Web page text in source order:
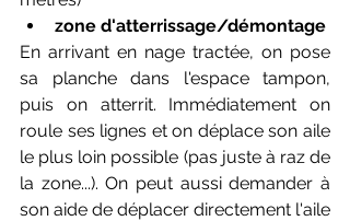
zone d'atterrissage/démontage
En arrivant en nage tractée, on pose
sa planche dans l'espace tampon,
puis on atterrit. Immédiatement on
roule ses lignes et on déplace son aile
le plus loin possible (pas juste à raz de
la zone...). On peut aussi demander à
son aide de déplacer directement l'aile